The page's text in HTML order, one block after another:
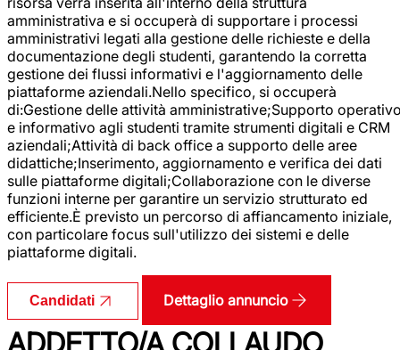
amministrativa e si occuperà di supportare i processi
amministrativi legati alla gestione delle richieste e della
documentazione degli studenti, garantendo la corretta
gestione dei flussi informativi e l'aggiornamento delle
piattaforme aziendali.Nello specifico, si occuperà
di:Gestione delle attività amministrative;Supporto
e informativo agli studenti tramite strumenti digitali e CRM
aziendali;Attività di back office a supporto delle aree
didattiche;Inserimento, aggiornamento e verifica dei dati
sulle piattaforme digitali;Collaborazione con le diverse
funzioni interne per garantire un servizio strutturato ed
efficiente.È previsto un percorso di affiancamento iniziale,
con particolare focus sull'utilizzo dei sistemi e delle
piattaforme digitali.
Candidati Dettaglio annuncio
ADDETTO/A COLLAUDO